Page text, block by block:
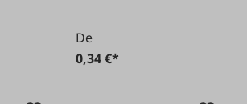
De
0,34 €*